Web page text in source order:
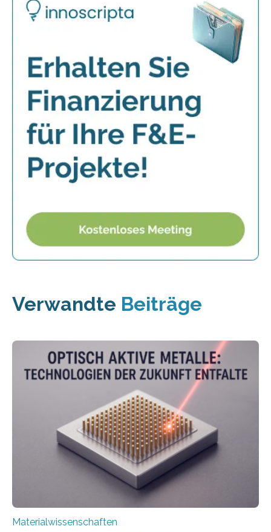
Verwandte Beiträge
Materialwissenschaften